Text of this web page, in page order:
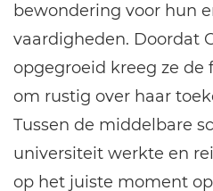
bewondering voor hun
vaardigheden. Doordat
opgegroeid kreeg ze
om rustig over haar
Tussen de middelbare
universiteit werkte en
op het juiste moment